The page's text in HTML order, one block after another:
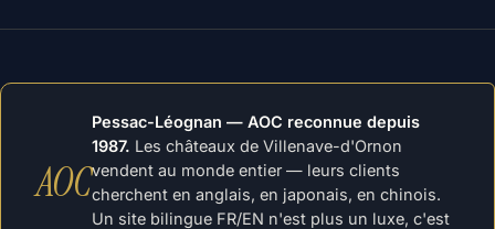
AOC
Pessac-Léognan — AOC reconnue depuis
1987. Les châteaux de Villenave-d'Ornon
vendent au monde entier — leurs clients
cherchent en anglais, en japonais, en chinois.
Un site bilingue FR/EN n'est plus un luxe, c'est